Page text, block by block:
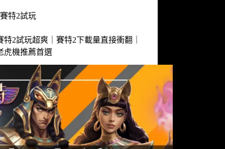
賽特2試玩
特2試玩超爽｜賽特2下載量直接衝翻｜
虎機推薦首選